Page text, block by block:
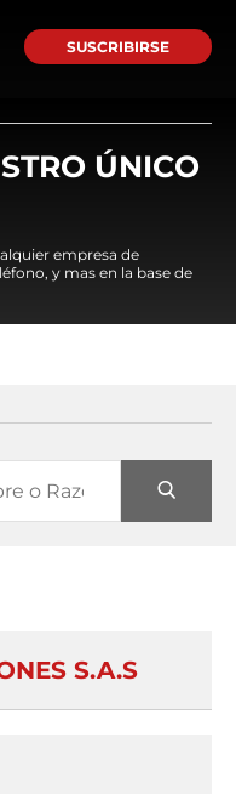
SUSCRIBIRSE
ÚNICO
empresa de
y mas en la base de
S.A.S